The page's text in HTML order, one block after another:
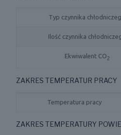
Typ czynnika
Ilość czynnika
Ekwiwalent CO2
ZAKRES TEMPERATUR PRACY
Temperatura pracy
ZAKRES TEMPERATURY